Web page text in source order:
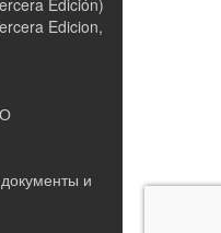
Edicion,
и